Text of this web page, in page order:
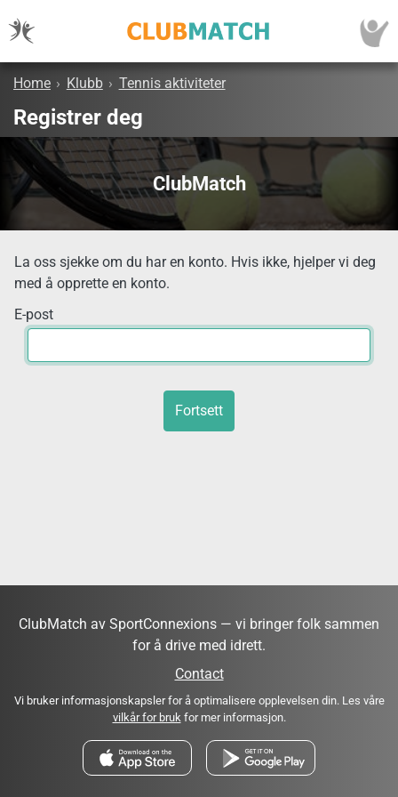
Home › Klubb › Tennis aktiviteter
Registrer deg
ClubMatch
La oss sjekke om du har en konto. Hvis ikke, hjelper vi deg
med å opprette en konto.
E-post
Fortsett
ClubMatch av SportConnexions — vi bringer folk sammen
for å drive med idrett.
Contact
Vi bruker informasjonskapsler for å optimalisere opplevelsen din. Les våre
vilkår for brukfor mer informasjon.